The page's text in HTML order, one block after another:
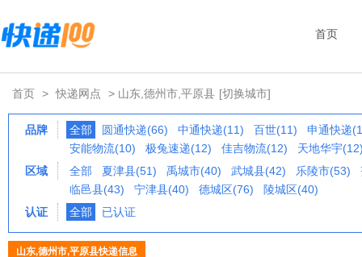
首页
首页 > 快递网点 > 山东,德州市,平原县 [切换城市]
品牌 全部 圆通快递(66) 中通快递(11) 百世(11)
申通快递
安能物流(10)
极兔速递(12) 佳吉物流(12)
天地华宇
区域
全部 夏津县(51) 禹城市(40) 武城县(42) 乐陵市(53)
临邑县(43)
宁津县(40) 德城区(76)
陵城区(40)
认证
全部 已认证
山东,德州市,平原县快递信息